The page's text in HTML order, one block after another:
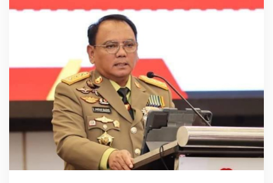
m
i
a
n
P
j
G
u
b
e
r